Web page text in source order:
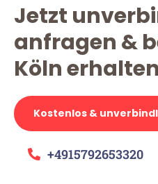
Jetzt
anfragen &
Köln
Kostenlos &
+4915792653320